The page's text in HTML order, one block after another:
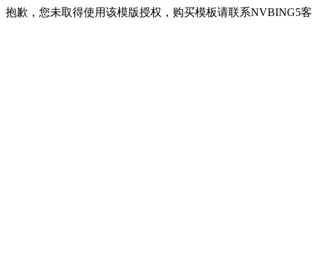
抱歉，您未取得使用该模版授权，购买模板请联系NVBING5客